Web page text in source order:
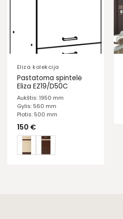
Eliza kolekcija
Pastatoma spintelė
Eliza EZ19/D50C
Aukštis: 1950 mm
Gylis: 560 mm
Plotis: 500 mm
150 €